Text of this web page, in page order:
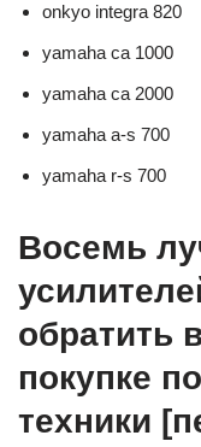
onkyo integra 820
yamaha ca 1000
yamaha ca 2000
yamaha a-s 700
yamaha r-s 700
Восемь
обратить
покупке
техники